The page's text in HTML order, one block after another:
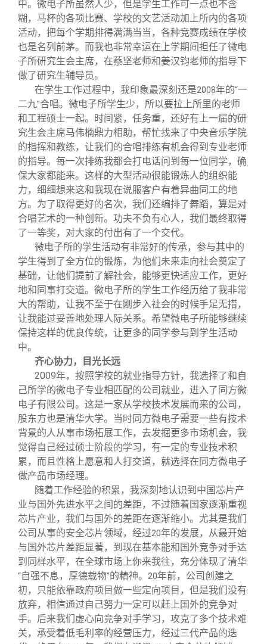
中。微电子所虽然人少，但是学生工作可一点也不含
糊，马杯的各项比赛、学校的文艺活动加上所内的各项
活动，把每个学期排得满满当当，各种竞赛成绩在学校
也是名列前茅。而我也非常幸运在上学期间担任了微电
子所研究生会主席，在蔡坚老师和姜汉钧老师的指导下
做了研究生辅导员。
在学生工作过程中，我印象最深刻还是2008年的“一
二九”合唱。微电子所学生少，所以要拉上所里的老师
和工程硕士一起。时间紧，任务重，还好有上一届的研
究生会主席马伟楠鼎力相助，帮忙找来了中央音乐学院
的指挥和教练，让我们的合唱排练有机会得到专业老师
的指导。每一次排练我都会打电话问到每一位同学，确
保大家都能来。这样的大型活动很能锻炼人的组织能
力，细细想来这和我现在说服客户有着异曲同工的地
方。为了取得更好的名次，我们还编排了舞蹈，算是对
合唱艺术的一种创新。功夫不负有心人，我们最终取得
了一等奖，对大家的付出有了一个交代。
微电子所的学生活动有非常好的传承，参与其中的
学生得到了全方位的锻炼，为他们未来走向社会奠定了
基础，让他们提前了解社会，能够更快适应工作，更好
地和同事打交道。微电子所的学生工作经历给了我非常
大的帮助，让我不至于在刚步入社会的时候手足无措，
让我能过妥善地处理人际关系。希望微电子所能够继续
保持这样的优良传统，让更多的同学参与到学生活动
中。
齐心协力，目光长远
2009年，按照学校的就业指导方针，我选择了和自
己所学的微电子专业相匹配的公司就业，进入了同方微
电子有限公司。这是一家从学校技术发展而来的公司，
股东方也是清华大学。当时同方微电子需要一些有技术
背景的人从事市场拓展工作，去发掘更多市场机会，我
觉得自己经过硕士阶段的学习，有一定的专业技术积
累，而且性格上愿意和人打交道，就选择在同方微电子
做产品市场经理。
随着工作经验的积累，我深刻地认识到中国芯片产
业与国外先进水平之间的差距，不过随着国家逐渐重视
芯片产业，我们与国外的差距在逐渐缩小。尤其是我们
公司从事的安全芯片领域，经过20年的发展，从最开始
与国外芯片差距显著，到现在基本能和国外竞争对手达
到同样水平，在全球市场上你来我往，充分体现了清华
“自强不息，厚德载物”的精神。 20年前，公司创建之
初，只能依靠政府项目做一些定向项目，但是我们没有
放弃，相信通过自己努力一定可以赶上国外的竞争对
手。后来我们虚心向竞争对手学习，攻克了多个技术难
关，承受着低毛利率的经营压力，经过三代产品的迭